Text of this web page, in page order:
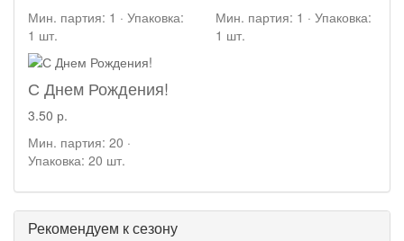
Мин. партия: 1 · Упаковка:
1 шт.
Мин. партия: 1 · Упаковка:
1 шт.
С Днем Рождения!
3.50 р.
Мин. партия: 20 ·
Упаковка: 20 шт.
Рекомендуем к сезону